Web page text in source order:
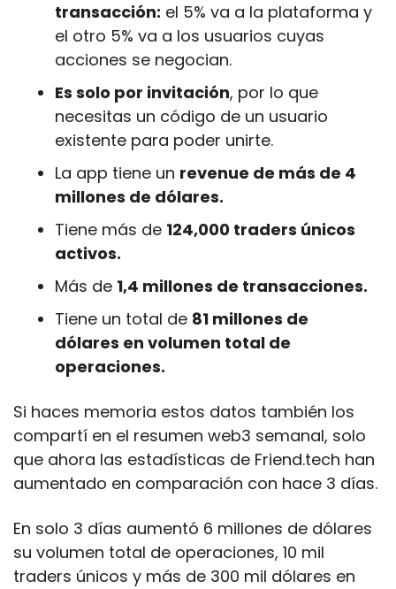
transacción: el 5% va a la plataforma y
el otro 5% va a los usuarios cuyas
acciones se negocian.
Es solo por invitación, por lo que
necesitas un código de un usuario
existente para poder unirte.
La app tiene un revenue de más de 4
millones de dólares.
Tiene más de 124,000 traders únicos
activos.
Más de 1,4 millones de transacciones.
Tiene un total de 81 millones de
dólares en volumen total de
operaciones.
Si haces memoria estos datos también los
compartí en el resumen web3 semanal, solo
que ahora las estadísticas de Friend.tech han
aumentado en comparación con hace 3 días.
En solo 3 días aumentó 6 millones de dólares
su volumen total de operaciones, 10 mil
traders únicos y más de 300 mil dólares en